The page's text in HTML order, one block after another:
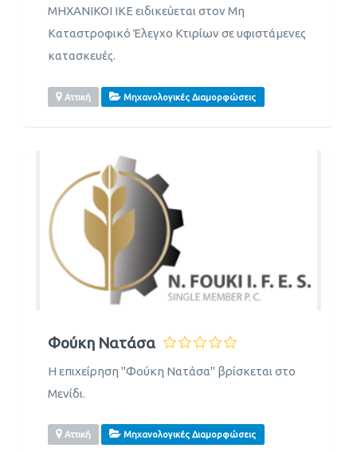
ΜΗΧΑΝΙΚΟΙ ΙΚΕ ειδικεύεται στον Μη
Καταστροφικό Έλεγχο Κτιρίων σε υφιστάμενες
κατασκευές.
Αττική Μηχανολογικές Διαμορφώσεις
Φούκη Νατάσα
Η επιχείρηση "Φούκη Νατάσα" βρίσκεται στο
Μενίδι.
Αττική Μηχανολογικές Διαμορφώσεις